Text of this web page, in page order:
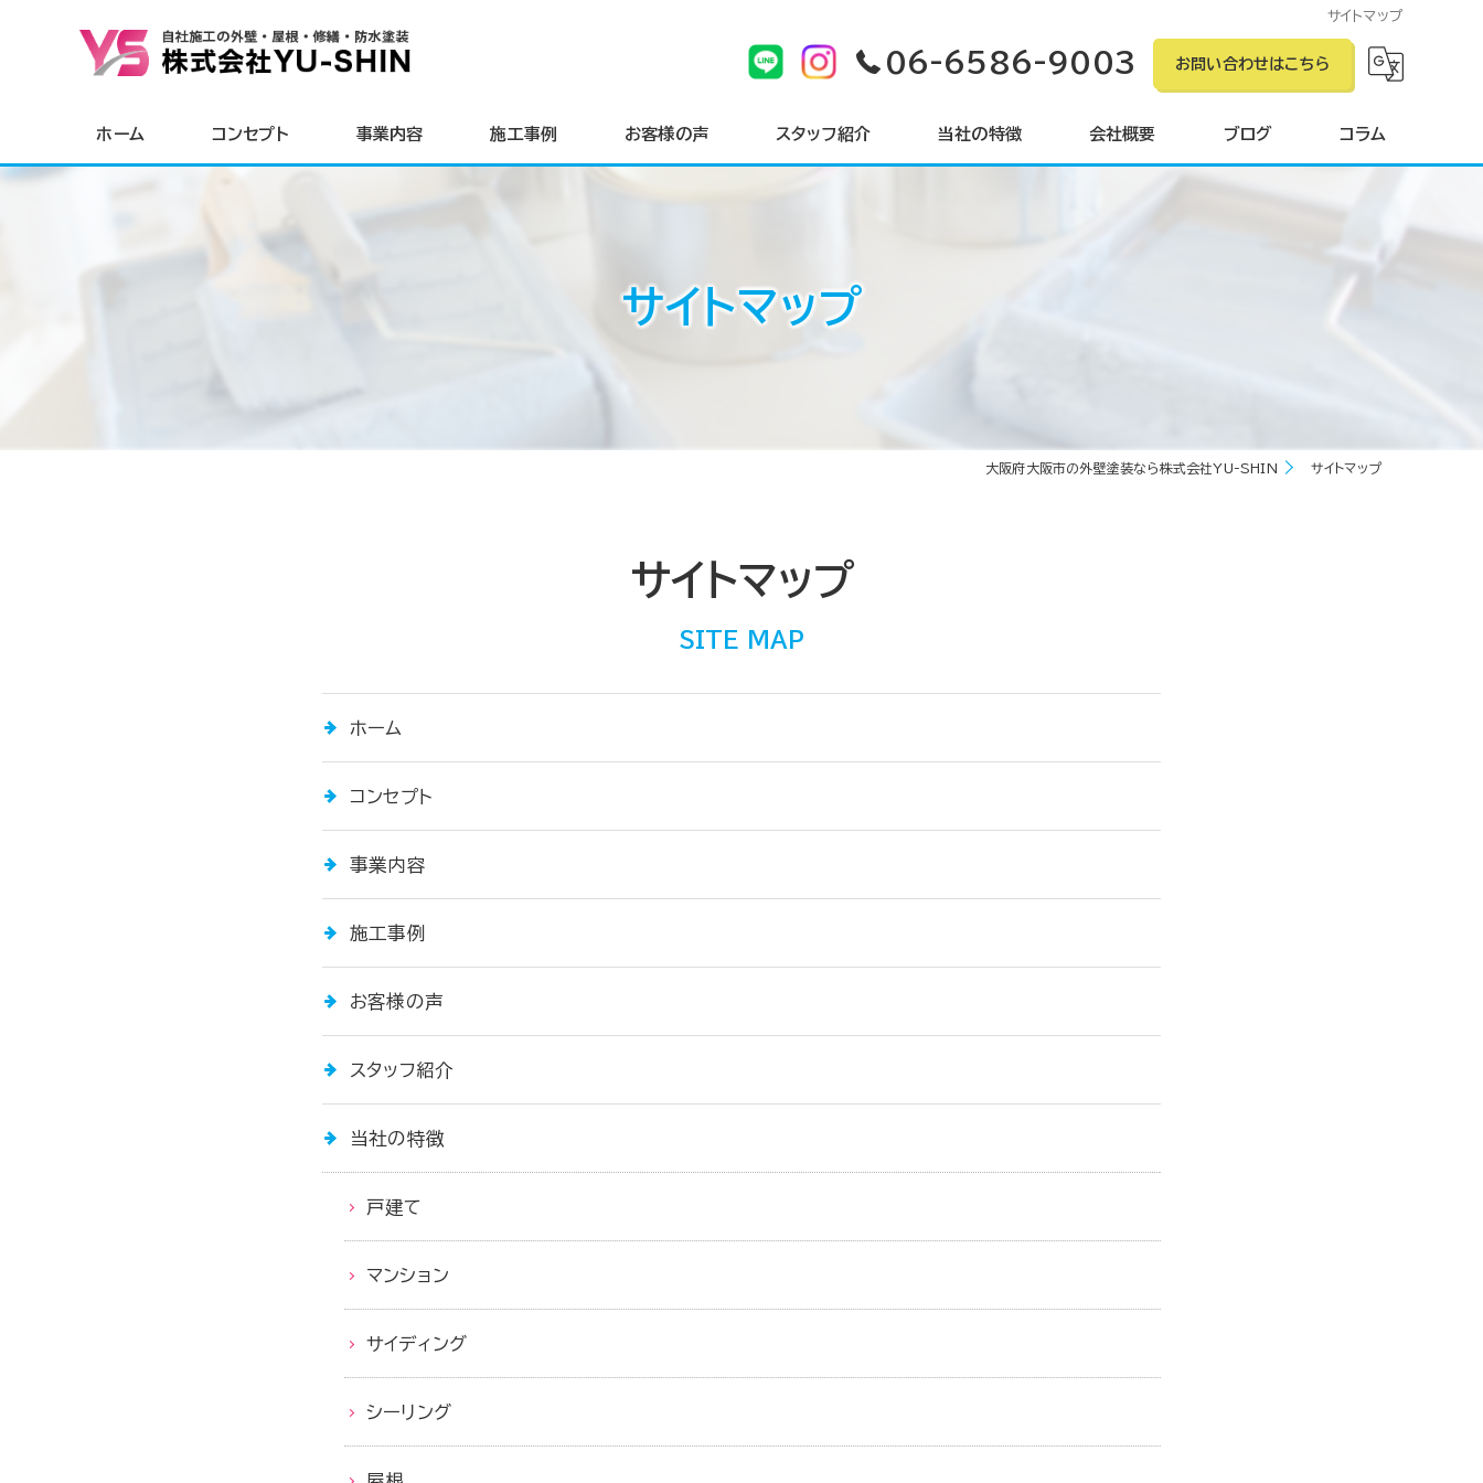
サイトマップ
06-6586-9003 お問い合わせはこちら
ホーム コンセプト 事業内容 施工事例 お客様の声 スタッフ紹介 当社の特徴 会社概要 ブログ コラム
サイトマップ
大阪府大阪市の外壁塗装なら株式会社YU-SHIN サイトマップ
SITE MAP
サイトマップ
ホーム
コンセプト
事業内容
施工事例
お客様の声
スタッフ紹介
当社の特徴
戸建て
マンション
サイディング
シーリング